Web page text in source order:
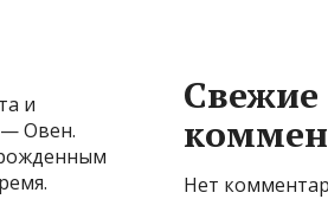
и
— Овен.
Свежие
Нет